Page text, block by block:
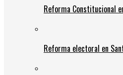
Reforma Constitucional
Reforma electoral en